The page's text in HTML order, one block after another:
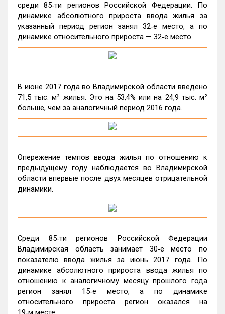
среди 85‑ти регионов Российской Федерации. По
динамике абсолютного прироста ввода жилья за
указанный период регион занял 32‑е место, а по
динамике относительного прироста — 32‑е место.
В июне 2017 года во Владимирской области введено
71,5 тыс. м² жилья. Это на 53,4% или на 24,9 тыс. м²
больше, чем за аналогичный период 2016 года.
Опережение темпов ввода жилья по отношению к
предыдущему году наблюдается во Владимирской
области впервые после двух месяцев отрицательной
динамики.
Среди 85‑ти регионов Российской Федерации
Владимирская область занимает 30‑е место по
показателю ввода жилья за июнь 2017 года. По
динамике абсолютного прироста ввода жилья по
отношению к аналогичному месяцу прошлого года
регион занял 15‑е место, а по динамике
относительного прироста регион оказался на